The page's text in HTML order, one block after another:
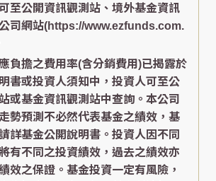
至公開資訊觀測站、境外基金資訊
司網站(https://www.ezfunds.com.
負擔之費用率(含分銷費用)已揭露於
書或投資人須知中，投資人可至公
或基金資訊觀測站中查詢。本公司
勢預測不必然代表基金之績效，基
詳基金公開說明書。投資人因不同
有不同之投資績效，過去之績效亦
效之保證。基金投資一定有風險，